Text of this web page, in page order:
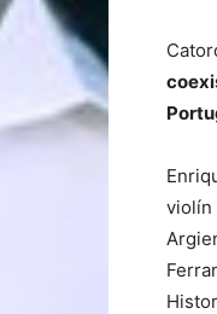
violín